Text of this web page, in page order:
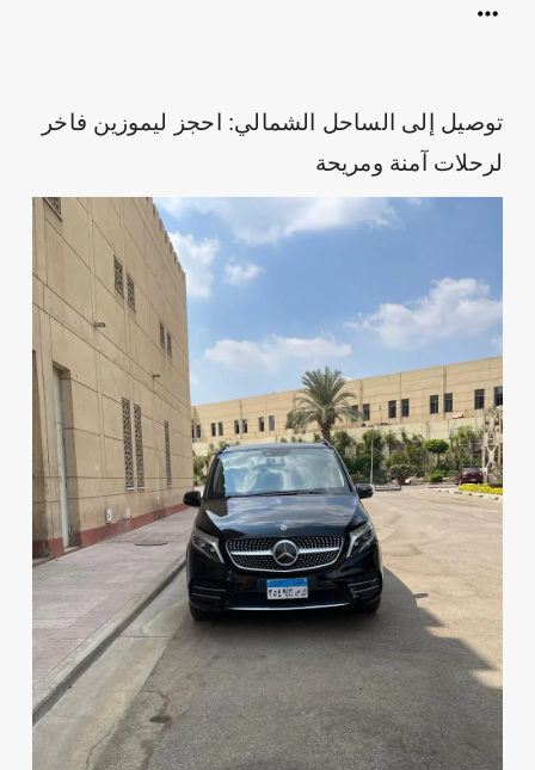
توصيل إلى الساحل الشمالي: احجز ليموزين فاخر
لرحلات آمنة ومريحة